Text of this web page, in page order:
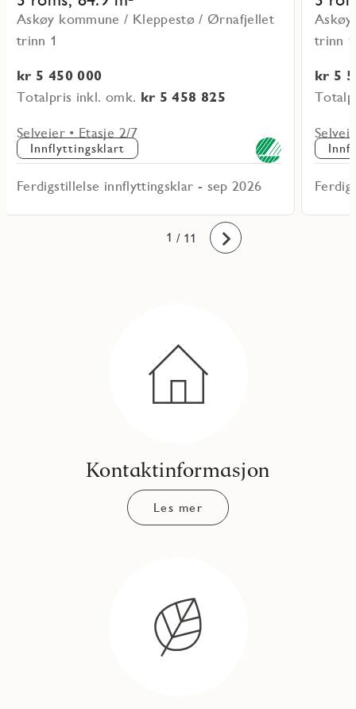
Askøy kommune / Kleppestø / Ørnafjellet
trinn 1
kr 5 450 000
Totalpris inkl. omk. kr 5 458 825
Selveier • Etasje 2/7
Innflyttingsklart
Ferdigstillelse innflyttingsklar - sep 2026
trinn 1
kr 5
1
2
3
4
5
6
7
8
9
10
11 / 11 Fremover
Kontaktinformasjon
Les mer